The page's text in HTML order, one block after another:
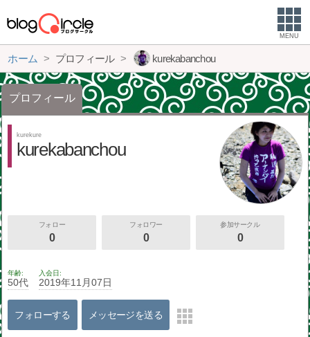
MENU
ホーム プロフィール kurekabanchou
プロフィール
kurekure
kurekabanchou
フォロー
0
フォロワー
0
参加サークル
0
年齢
50代
入会日
2019年11月07日
フォローする メッセージを送る